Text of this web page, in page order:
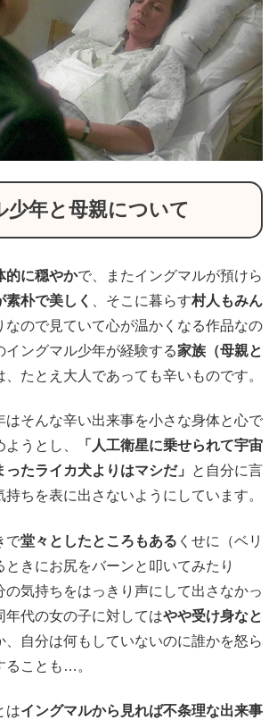
少年と母親について
的に穏やかで、またイングマルが預けら
素朴で美しく 、そこに暮らす村人もみん
なので見ていて心が温かくなる作品なの
イングマル少年が経験する家族（母親と
、たとえ大人であっても辛いものです。
そんな辛い出来事を小さな身体と心で
うとし、
「人工衛星に乗せられて宇宙
たライカ犬よりはマシだ」
と自分に言
ちを表に出さないようにしています。
で堂々としたところもある くせに（ベリ
ときにお尻をバーンと叩いてみたり
の気持ちをはっきり声にして出さなかっ
年代の女の子に対してはやや受け身なと
、自分は何もしていないのに誰かを怒ら
ることも…。
はイングマルから見れば不条理な出来事